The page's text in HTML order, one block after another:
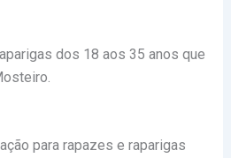
dos 18 aos 35 anos que
para rapazes e raparigas